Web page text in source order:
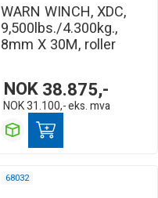
WARN WINCH, XDC,
9,500lbs./4.300kg.,
8mm X 30M, roller
NOK38.875,-
NOK31.100,-eks. mva
68032